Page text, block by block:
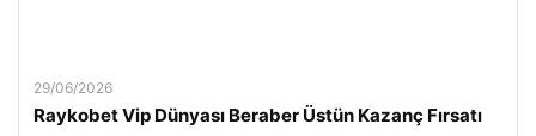
29/06/2026
Raykobet Vip Dünyası Beraber Üstün Kazanç Fırsatı